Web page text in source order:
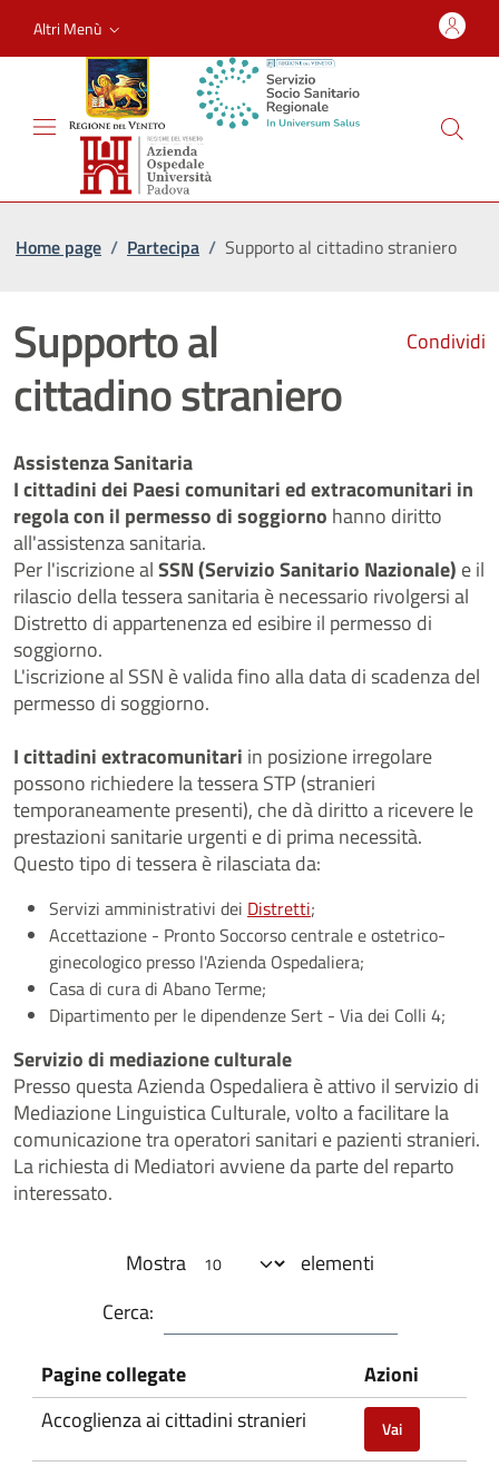
Altri Menù
Home page / Partecipa / Supporto al cittadino straniero
Condividi
Supporto al
cittadino straniero
Assistenza Sanitaria
I cittadini dei Paesi comunitari ed extracomunitari in
regola con il permesso di soggiorno hanno diritto
all'assistenza sanitaria.
Per l'iscrizione alSSN (Servizio Sanitario Nazionale) e il
rilascio della tessera sanitaria è necessario rivolgersi al
Distretto di appartenenza ed esibire il permesso di
soggiorno.
L'iscrizione al SSN è valida fino alla data di scadenza del
permesso di soggiorno.
I cittadini extracomunitari in posizione irregolare
possono richiedere la tessera STP (stranieri
temporaneamente presenti), che dà diritto a ricevere le
prestazioni sanitarie urgenti e di prima necessità.
Questo tipo di tessera è rilasciata da:
Servizi amministrativi dei Distretti;
Accettazione - Pronto Soccorso centrale e ostetrico-
ginecologico presso l'Azienda Ospedaliera;
Casa di cura di Abano Terme;
Dipartimento per le dipendenze Sert - Via dei Colli 4;
Servizio di mediazione culturale
Presso questa Azienda Ospedaliera è attivo il servizio di
Mediazione Linguistica Culturale, volto a facilitare la
comunicazione tra operatori sanitari e pazienti stranieri.
La richiesta di Mediatori avviene da parte del reparto
interessato.
Mostra
elementi
Cerca:
Pagine collegate
Azioni
Accoglienza ai cittadini stranieri
Vai